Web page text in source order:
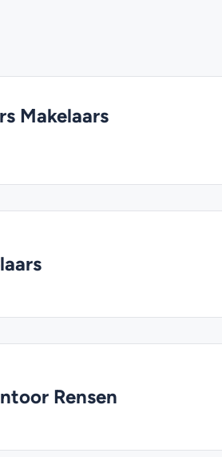
Makelaars
Rensen